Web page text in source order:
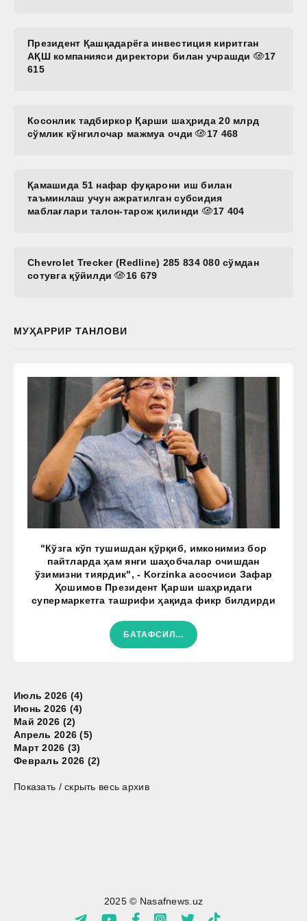
Президент Қашқадарёга инвестиция киритган
АҚШ компанияси директори билан учрашди
17
615
Косонлик тадбиркор Қарши шаҳрида 20 млрд
сўмлик кўнгилочар мажмуа очди
17 468
Қамашида 51 нафар фуқарони иш билан
таъминлаш учун ажратилган субсидия
маблағлари талон-тарож қилинди
17 404
Chevrolet Trecker (Redline) 285 834 080 сўмдан
сотувга қўйилди
16 679
МУҲАРРИР ТАНЛОВИ
"Кўзга кўп тушишдан қўрқиб, имконимиз бор
пайтларда ҳам янги шаҳобчалар очишдан
ўзимизни тиярдик", - Korzinka асосчиси Зафар
Ҳошимов Президент Қарши шаҳридаги
супермаркетга ташрифи ҳақида фикр билдирди
БАТАФСИЛ...
Июль 2026 (4)
Июнь 2026 (4)
Май 2026 (2)
Апрель 2026 (5)
Март 2026 (3)
Февраль 2026 (2)
Показать / скрыть весь архив
2025 © Nasafnews.uz